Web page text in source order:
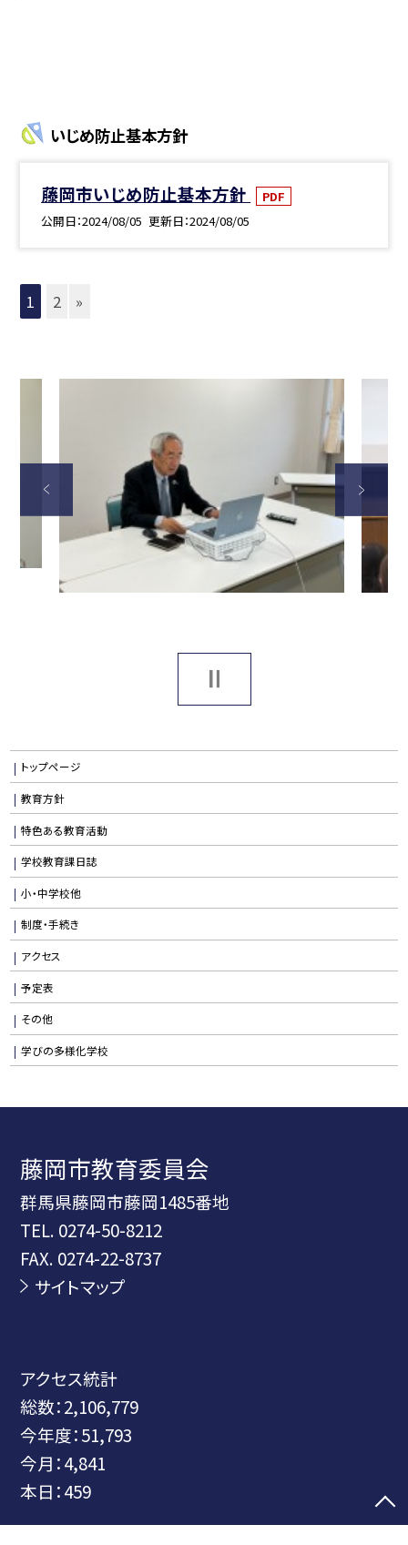
いじめ防止基本方針
藤岡市いじめ防止基本方針
PDF
公開日 2024/08/05 更新日 2024/08/05
1 2 »
トップページ
教育方針
特色ある教育活動
学校教育課日誌
小・中学校他
制度・手続き
アクセス
予定表
その他
学びの多様化学校
藤岡市教育委員会
群馬県藤岡市藤岡1485番地
TEL. 0274-50-8212
FAX. 0274-22-8737
サイトマップ
アクセス統計
総数：2,106,779
今年度：51,793
今月：4,841
本日：459